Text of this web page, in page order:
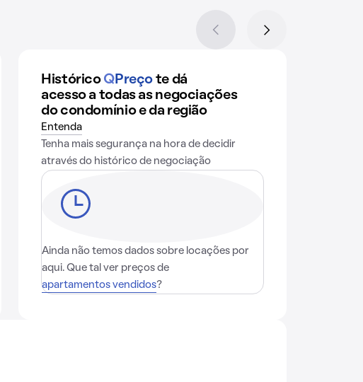
Histórico QPreço te dá
acesso a todas as negociações
do condomínio e da região
Entenda
Tenha mais segurança na hora de decidir
através do histórico de negociação
Ainda não temos dados sobre locações por
aqui. Que tal ver preços de
apartamentos vendidos?